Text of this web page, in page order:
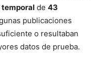
de 43
publicaciones
o resultaban
datos de prueba.